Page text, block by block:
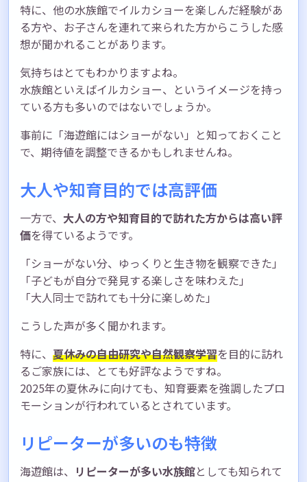
特に、他の水族館でイルカショーを楽しんだ経験があ
る方や、お子さんを連れて来られた方からこうした感
想が聞かれることがあります。
気持ちはとてもわかりますよね。
水族館といえばイルカショー、というイメージを持っ
ている方も多いのではないでしょうか。
事前に「海遊館にはショーがない」と知っておくこと
で、期待値を調整できるかもしれませんね。
大人や知育目的では高評価
一方で、 大人の方や知育目的で訪れた方からは高い評
価を得ているようです。
「ショーがない分、ゆっくりと生き物を観察できた」
「子どもが自分で発見する楽しさを味わえた」
「大人同士で訪れても十分に楽しめた」
こうした声が多く聞かれます。
特に、 夏休みの自由研究や自然観察学習を目的に訪れ
るご家族には、とても好評なようですね。
2025年の夏休みに向けても、知育要素を強調したプロ
モーションが行われているとされています。
リピーターが多いのも特徴
海遊館は、 リピーターが多い水族館としても知られて